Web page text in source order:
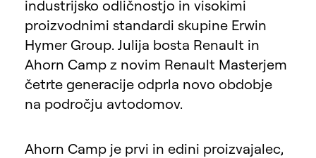
industrijsko odličnostjo in visokimi
proizvodnimi standardi skupine Erwin
Hymer Group. Julija bosta Renault in
Ahorn Camp z novim Renault Masterjem
četrte generacije odprla novo obdobje
na področju avtodomov.
Ahorn Camp je prvi in edini proizvajalec,